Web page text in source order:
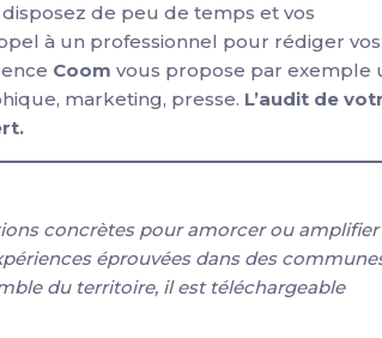
de peu de temps et vos
à un professionnel pour rédiger vos
Coom vous propose par exemple
marketing, presse. L’audit de
concrètes pour amorcer ou amplifier
éprouvées dans des
du territoire, il est téléchargeable